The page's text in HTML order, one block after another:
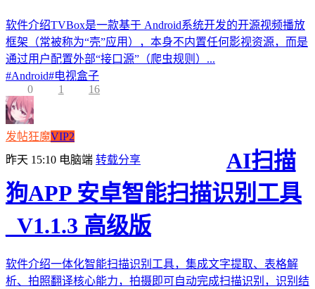
软件介绍TVBox是一款基于 Android系统开发的开源视频播放
框架（常被称为“壳”应用），本身不内置任何影视资源，而是
通过用户配置外部“接口源”（爬虫规则）...
#Android#电视盒子
0
1 16
发帖狂魔VIP2
昨天 15:10 电脑端 转载分享
AI扫描
狗APP 安卓智能扫描识别工具
_V1.1.3 高级版
软件介绍一体化智能扫描识别工具，集成文字提取、表格解
析、拍照翻译核心能力，拍摄即可自动完成扫描识别，识别结